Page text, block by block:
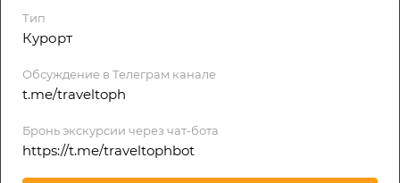
Тип
Курорт
Обсуждение в Телеграм канале
t.me/traveltoph
Бронь экскурсии через чат-бота
https://t.me/traveltophbot